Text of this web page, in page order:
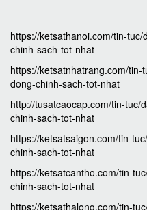
https://ketsathanoi.com/tin-
chinh-sach-tot-nhat
https://ketsatnhatrang.com/
dong-chinh-sach-tot-nhat
http://tusatcaocap.com/tin-tuc/
chinh-sach-tot-nhat
https://ketsatsaigon.com/tin-
chinh-sach-tot-nhat
https://ketsatcantho.com/tin-
chinh-sach-tot-nhat
https://ketsathalong.com/tin-